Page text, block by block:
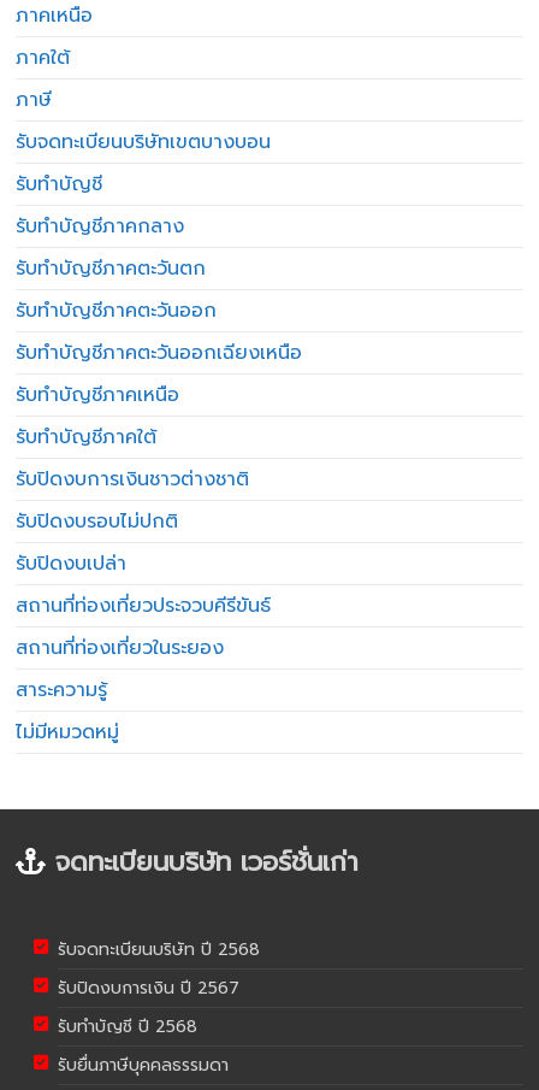
ภาคเหนือ
ภาคใต้
ภาษี
รับจดทะเบียนบริษัทเขตบางบอน
รับทำบัญชี
รับทำบัญชีภาคกลาง
รับทำบัญชีภาคตะวันตก
รับทำบัญชีภาคตะวันออก
รับทำบัญชีภาคตะวันออกเฉียงเหนือ
รับทำบัญชีภาคเหนือ
รับทำบัญชีภาคใต้
รับปิดงบการเงินชาวต่างชาติ
รับปิดงบรอบไม่ปกติ
รับปิดงบเปล่า
สถานที่ท่องเที่ยวประจวบคีรีขันธ์
สถานที่ท่องเที่ยวในระยอง
สาระความรู้
ไม่มีหมวดหมู่
จดทะเบียนบริษัท เวอร์ชั่นเก่า
รับจดทะเบียนบริษัท ปี 2568
รับปิดงบการเงิน ปี 2567
รับทำบัญชี ปี 2568
รับยื่นภาษีบุคคลธรรมดา